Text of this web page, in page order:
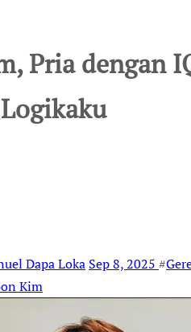
Pria dengan
Dapa Loka Sep 8, 2025 #
Kim